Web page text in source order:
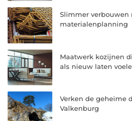
Slimmer verbouwen
materialenplanning
Maatwerk kozijnen
als nieuw laten
Verken de geheime
Valkenburg